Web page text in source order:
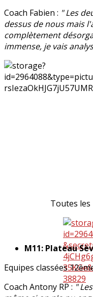
Coach Fabien : " Les
dessus de nous mais
complètement
immense, je vais
Toutes
M11: Plateau
Equipes classées
Coach Antony RP : "